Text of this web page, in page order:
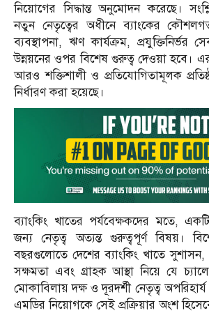
নিয়োগের সিদ্ধান্ত অনুমোদন করেছে।
নতুন নেতৃত্বের অধীনে ব্যাংকের
ব্যবস্থাপনা, ঋণ কার্যক্রম, প্রযুক্তিনির্ভর
উন্নয়নের ওপর বিশেষ গুরুত্ব দেওয়া হবে।
আরও শক্তিশালী ও প্রতিযোগিতামূলক
নির্ধারণ করা হয়েছে।
ব্যাংকিং খাতের পর্যবেক্ষকদের মতে, একটি
জন্য নেতৃত্ব অত্যন্ত গুরুত্বপূর্ণ বিষয়।
বছরগুলোতে দেশের ব্যাংকিং খাতে
সক্ষমতা এবং গ্রাহক আস্থা নিয়ে যে
মোকাবিলায় দক্ষ ও দূরদর্শী নেতৃত্ব
এমডির নিয়োগকে সেই প্রক্রিয়ার অংশ